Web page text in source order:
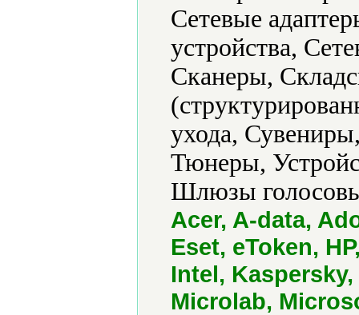
Сетевые
устройства,
Сканеры,
ухода,
Тюнеры,
Шлюзы
Acer, A-data,
Eset, eToken,
Intel,
Microlab,